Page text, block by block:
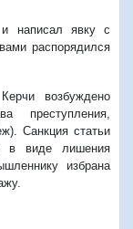
написал явку с
распорядился
возбуждено
преступления,
Санкция статьи
в виде лишения
избрана